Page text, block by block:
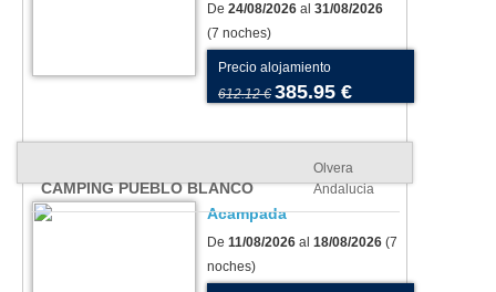
De 24/08/2026 al 31/08/2026
(7 noches)
Precio alojamiento
612.12 € 385.95 €
CAMPING PUEBLO BLANCO
Olvera
Andalucia
Acampada
De 11/08/2026 al 18/08/2026 (7
noches)